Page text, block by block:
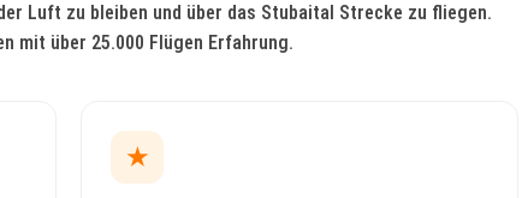
Luft zu bleiben und über das Stubaital Strecke zu fliegen.
mit über 25.000 Flügen Erfahrung.
★